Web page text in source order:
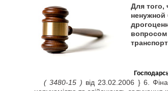
Для того,
ненужной
вопросом
( 3480-15 ) від 23.02.2006 } 6.